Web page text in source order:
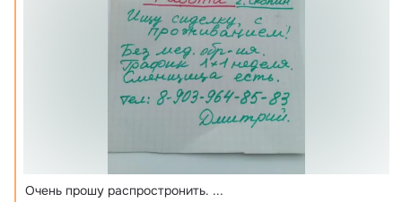
Очень прошу распростронить. ...